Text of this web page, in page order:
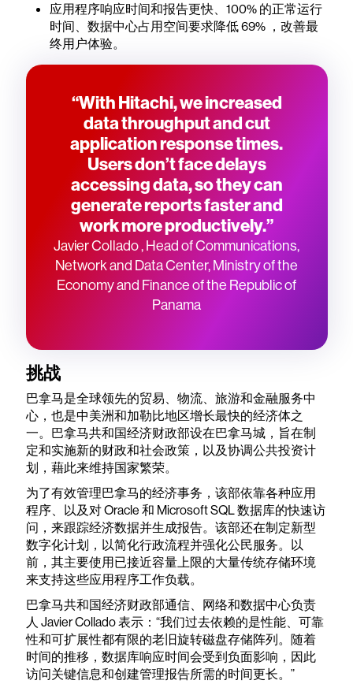
应用程序响应时间和报告更快、100% 的正常运行
时间、数据中心占用空间要求降低 69% ，改善最
终用户体验。
“With Hitachi, we increased
data throughput and cut
application response times.
Users don’t face delays
accessing data, so they can
generate reports faster and
work more productively.”
Javier Collado , Head of Communications,
Network and Data Center, Ministry of the
Economy and Finance of the Republic of
Panama
挑战
巴拿马是全球领先的贸易、物流、旅游和金融服务中
心，也是中美洲和加勒比地区增长最快的经济体之
一。巴拿马共和国经济财政部设在巴拿马城，旨在制
定和实施新的财政和社会政策，以及协调公共投资计
划，藉此来维持国家繁荣。
为了有效管理巴拿马的经济事务，该部依靠各种应用
程序、以及对 Oracle 和 Microsoft SQL 数据库的快速访
问，来跟踪经济数据并生成报告。该部还在制定新型
数字化计划，以简化行政流程并强化公民服务。以
前，其主要使用已接近容量上限的大量传统存储环境
来支持这些应用程序工作负载。
巴拿马共和国经济财政部通信、网络和数据中心负责
人 Javier Collado 表示：“我们过去依赖的是性能、可靠
性和可扩展性都有限的老旧旋转磁盘存储阵列。随着
时间的推移，数据库响应时间会受到负面影响，因此
访问关键信息和创建管理报告所需的时间更长。”